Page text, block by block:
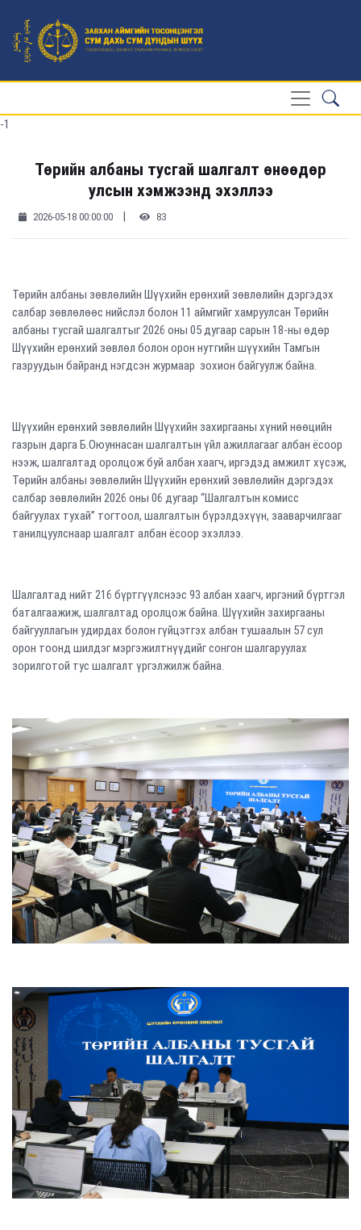
-1
Төрийн албаны тусгай шалгалт өнөөдөр
улсын хэмжээнд эхэллээ
2026-05-18 00:00:00 | 83
Төрийн албаны зөвлөлийн Шүүхийн ерөнхий зөвлөлийн дэргэдэх
салбар зөвлөлөөс нийслэл болон 11 аймгийг хамруулсан Төрийн
албаны тусгай шалгалтыг 2026 оны 05 дугаар сарын 18-ны өдөр
Шүүхийн ерөнхий зөвлөл болон орон нутгийн шүүхийн Тамгын
газруудын байранд нэгдсэн журмаар зохион байгуулж байна.
Шүүхийн ерөнхий зөвлөлийн Шүүхийн захиргааны хүний нөөцийн
газрын дарга Б.Оюуннасан шалгалтын үйл ажиллагааг албан ёсоор
нээж, шалгалтад оролцож буй албан хаагч, иргэдэд амжилт хүсэж,
Төрийн албаны зөвлөлийн Шүүхийн ерөнхий зөвлөлийн дэргэдэх
салбар зөвлөлийн 2026 оны 06 дугаар “Шалгалтын комисс
байгуулах тухай” тогтоол, шалгалтын бүрэлдэхүүн, зааварчилгааг
танилцуулснаар шалгалт албан ёсоор эхэллээ.
Шалгалтад нийт 216 бүртгүүлснээс 93 албан хаагч, иргэний бүртгэл
баталгаажиж, шалгалтад оролцож байна. Шүүхийн захиргааны
байгууллагын удирдах болон гүйцэтгэх албан тушаалын 57 сул
орон тоонд шилдэг мэргэжилтнүүдийг сонгон шалгаруулах
зорилготой тус шалгалт үргэлжилж байна.